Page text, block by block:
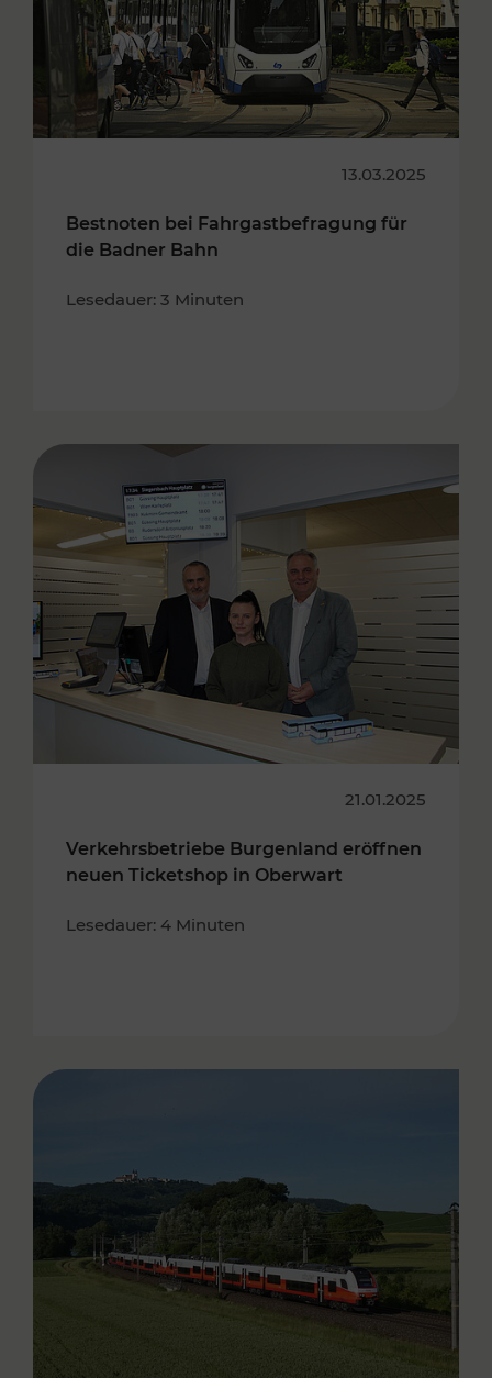
13.03.2025
Bestnoten bei Fahrgastbefragung für
die Badner Bahn
Lesedauer: 3 Minuten
21.01.2025
Verkehrsbetriebe Burgenland eröffnen
neuen Ticketshop in Oberwart
Lesedauer: 4 Minuten